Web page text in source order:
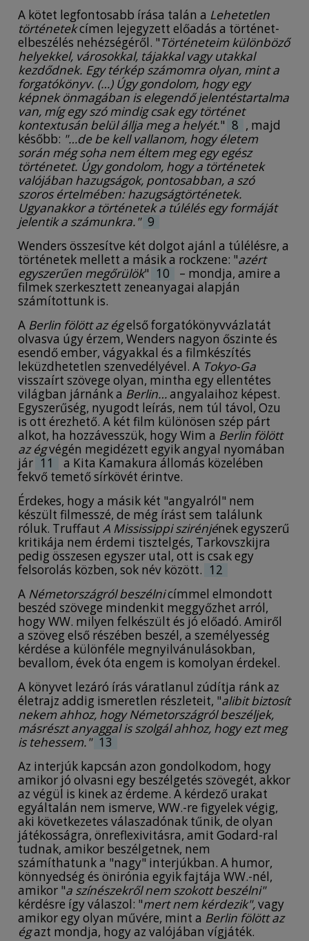
A kötet legfontosabb írása talán a Lehetetlen
történetekcímen lejegyzett előadás a történet-
elbeszélés nehézségéről. "Történeteim különböző
helyekkel, városokkal, tájakkal vagy utakkal
kezdődnek. Egy térkép számomra olyan, mint a
forgatókönyv. (…) Úgy gondolom, hogy egy
képnek önmagában is elegendő jelentéstartalma
van, míg egy szó mindig csak egy történet
kontextusán belül állja meg a helyét." 8 , majd
később: "…de be kell vallanom, hogy életem
során még soha nem éltem meg egy egész
történetet. Úgy gondolom, hogy a történetek
valójában hazugságok, pontosabban, a szó
szoros értelmében: hazugságtörténetek.
Ugyanakkor a történetek a túlélés egy formáját
jelentik a számunkra." 9
Wenders összesítve két dolgot ajánl a túlélésre, a
történetek mellett a másik a rockzene: "azért
egyszerűen megőrülök" 10
– mondja, amire a
filmek szerkesztett zeneanyagai alapján
számítottunk is.
A Berlin fölött az égelső forgatókönyvvázlatát
olvasva úgy érzem, Wenders nagyon őszinte és
esendő ember, vágyakkal és a filmkészítés
leküzdhetetlen szenvedélyével. A Tokyo-Ga
visszaírt szövege olyan, mintha egy ellentétes
világban járnánk a Berlin…angyalaihoz képest.
Egyszerűség, nyugodt leírás, nem túl távol, Ozu
is ott érezhető. A két film különösen szép párt
alkot, ha hozzávesszük, hogy Wim a Berlin fölött
az égvégén megidézett egyik angyal nyomában
jár 11
a Kita Kamakura állomás közelében
fekvő temető sírkövét érintve.
Érdekes, hogy a másik két "angyalról" nem
készült filmesszé, de még írást sem találunk
róluk. Truffaut A Mississippi szirénjének egyszerű
kritikája nem érdemi tisztelgés, Tarkovszkijra
pedig összesen egyszer utal, ott is csak egy
felsorolás közben, sok név között. 12
A Németországról beszélnicímmel elmondott
beszéd szövege mindenkit meggyőzhet arról,
hogy WW. milyen felkészült és jó előadó. Amiről
a szöveg első részében beszél, a személyesség
kérdése a különféle megnyilvánulásokban,
bevallom, évek óta engem is komolyan érdekel.
A könyvet lezáró írás váratlanul zúdítja ránk az
életrajz addig ismeretlen részleteit, "alibit biztosít
nekem ahhoz, hogy Németországról beszéljek,
másrészt anyaggal is szolgál ahhoz, hogy ezt meg
is tehessem." 13
Az interjúk kapcsán azon gondolkodom, hogy
amikor jó olvasni egy beszélgetés szövegét, akkor
az végül is kinek az érdeme. A kérdező urakat
egyáltalán nem ismerve, WW.-re figyelek végig,
aki következetes válaszadónak tűnik, de olyan
játékosságra, önreflexivitásra, amit Godard-ral
tudnak, amikor beszélgetnek, nem
számíthatunk a "nagy" interjúkban. A humor,
könnyedség és önirónia egyik fajtája WW.-nél,
amikor "a színészekről nem szokott beszélni"
kérdésre így válaszol: "mert nem kérdezik",vagy
amikor egy olyan művére, mint a Berlin fölött az
égazt mondja, hogy az valójában vígjáték.